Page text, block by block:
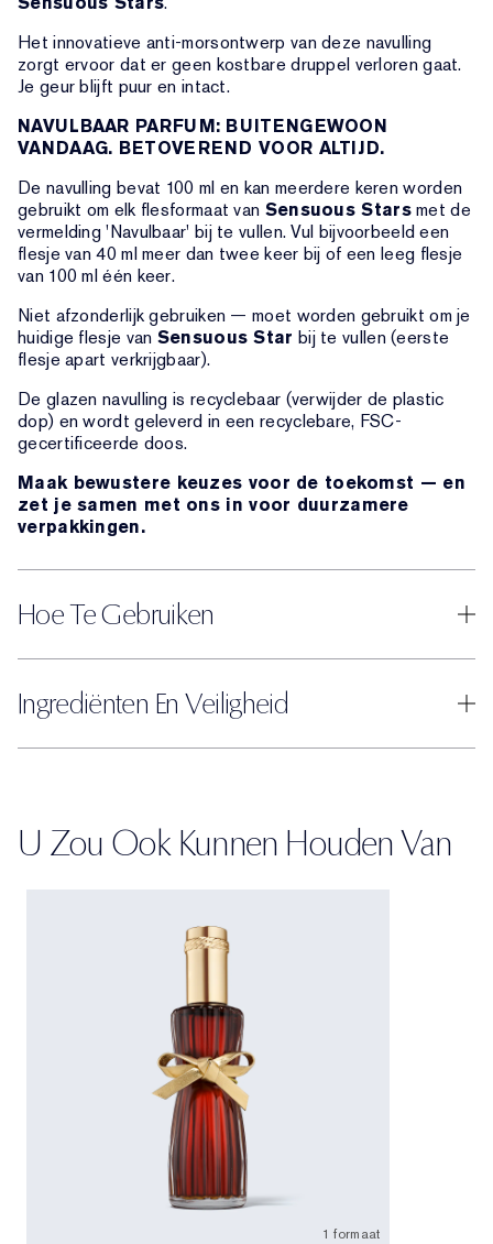
Het innovatieve anti-morsontwerp van deze navulling
zorgt ervoor dat er geen kostbare druppel verloren gaat.
Je geur blijft puur en intact.
NAVULBAAR PARFUM: BUITENGEWOON
VANDAAG. BETOVEREND VOOR ALTIJD.
De navulling bevat 100 ml en kan meerdere keren worden
gebruikt om elk flesformaat van Sensuous Starsmet de
vermelding 'Navulbaar' bij te vullen. Vul bijvoorbeeld een
flesje van 40 ml meer dan twee keer bij of een leeg flesje
van 100 ml één keer.
Niet afzonderlijk gebruiken — moet worden gebruikt om je
huidige flesje van Sensuous Star bij te vullen (eerste
flesje apart verkrijgbaar).
De glazen navulling is recyclebaar (verwijder de plastic
dop) en wordt geleverd in een recyclebare, FSC-
gecertificeerde doos.
Maak bewustere keuzes voor de toekomst — en
zet je samen met ons in voor duurzamere
verpakkingen.
Hoe Te Gebruiken
Ingrediënten En Veiligheid
U Zou Ook Kunnen Houden Van
1 formaat